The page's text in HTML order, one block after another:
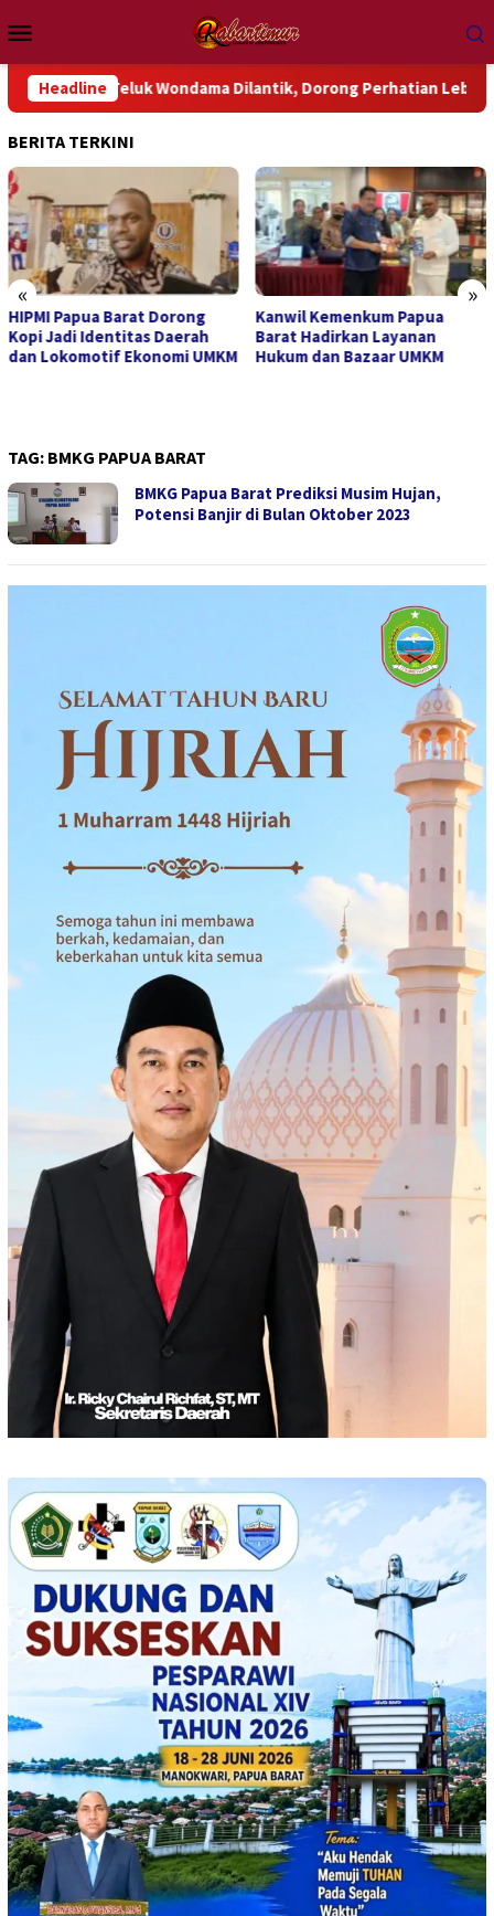
ke
kontenMobile
Headline
PGGP Teluk Wondama Dilantik, Dorong Perhatian Lebih Serius
BERITA TERKINI
« »
HIPMI Papua Barat Dorong
Kopi Jadi Identitas Daerah
dan Lokomotif Ekonomi UMKM
Kanwil Kemenkum Papua
Barat Hadirkan Layanan
Hukum dan Bazaar UMKM
TAG: BMKG PAPUA BARAT
BMKG Papua Barat Prediksi Musim Hujan,
Potensi Banjir di Bulan Oktober 2023